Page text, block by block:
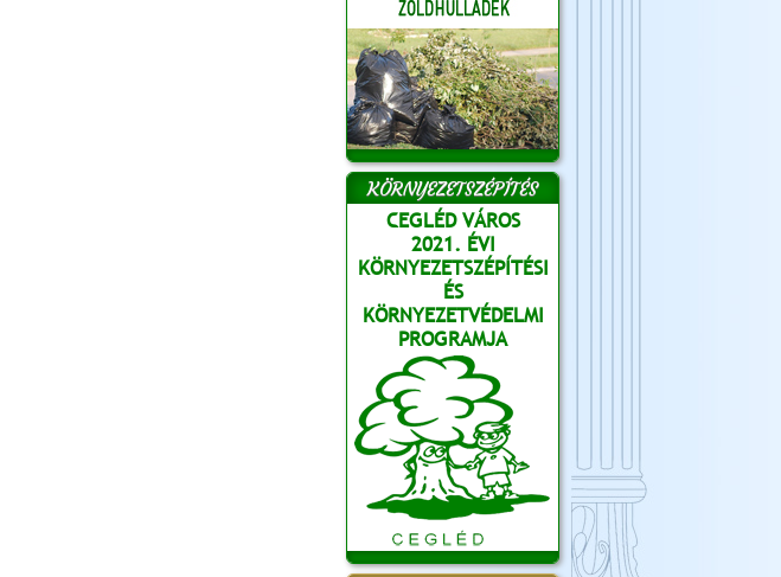
KÖRNYEZETSZÉPÍTÉS
CEGLÉD VÁROS
2021. ÉVI
KÖRNYEZETSZÉPÍTÉSI
ÉS
KÖRNYEZETVÉDELMI
PROGRAMJA